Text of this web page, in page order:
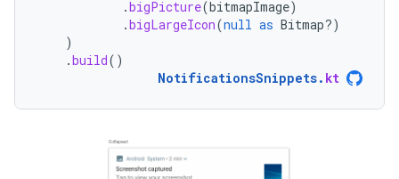
.bigPicture(bitmapImage)
.bigLargeIcon(null as Bitmap?)
)
.build()
NotificationsSnippets. kt